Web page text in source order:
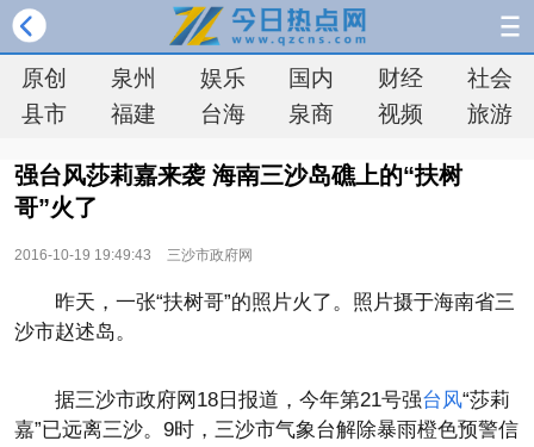
原创 泉州 娱乐 国内 财经
社会
县市
福建 台海 泉商 视频 旅游
强台风莎莉嘉来袭 海南三沙岛礁上的“扶树
哥”火了
2016-10-19 19:49:43 三沙市政府网
昨天，一张“扶树哥”的照片火了。照片摄于海南省三
沙市赵述岛。
据三沙市政府网18日报道，今年第21号强台风“莎莉
嘉”已远离三沙。9时，三沙市气象台解除暴雨橙色预警信